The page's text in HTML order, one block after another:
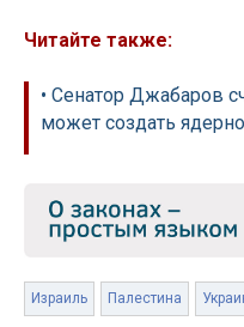
Читайте также:
• Сенатор Джабаров
может создать
Израиль Палестина